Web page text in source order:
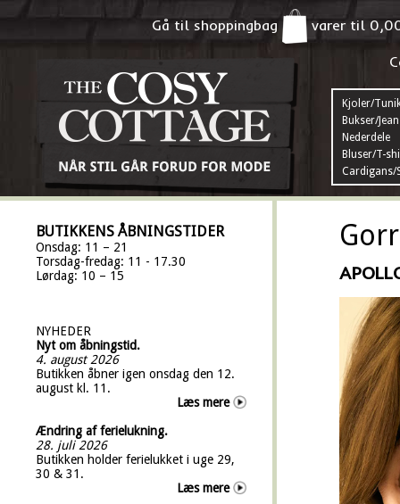
Gå til shoppingbag varer til
Kjoler/
Bukser/
Nederdele
Bluser/T-
Cardigans/
BUTIKKENS ÅBNINGSTIDER
Onsdag: 11 – 21
Torsdag-fredag: 11 - 17.30
Lørdag: 10 – 15
NYHEDER
Nyt om åbningstid.
4. august 2026
Butikken åbner igen onsdag den 12.
august kl. 11.
Læs mere
Ændring af ferielukning.
28. juli 2026
Butikken holder ferielukket i uge 29,
30 & 31.
Læs mere